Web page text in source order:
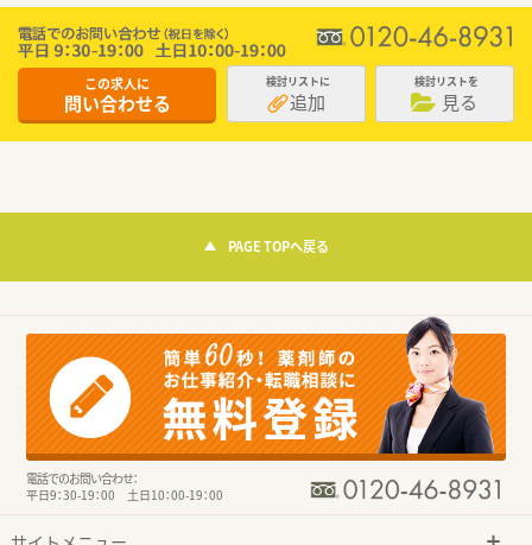
この求人に
問い合わせる
検討リストに
追加
検討リストを
見る
PAGE TOPへ戻る
電話でのお問い合わせ：
平日9：30-19：00 土日10：00-19：00